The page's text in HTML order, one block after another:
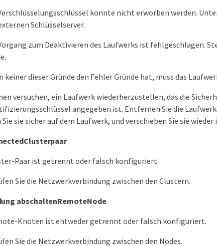
konnte nicht erworben werden.
Schlüsselserver.
zum Deaktivieren des Laufwerks ist fehlgeschlagen.
keiner dieser Gründe den Fehler Gründe hat, muss das
versuchen, ein Laufwerk wiederherzustellen, das die
angegeben ist. Entfernen Sie die
sie sicher auf dem Laufwerk, und verschieben Sie sie wieder
Paar ist getrennt oder falsch konfiguriert.
Sie die Netzwerkverbindung zwischen den Clustern.
abschaltenRemoteNode
Knoten ist entweder getrennt oder falsch konfiguriert.
Sie die Netzwerkverbindung zwischen den Nodes.